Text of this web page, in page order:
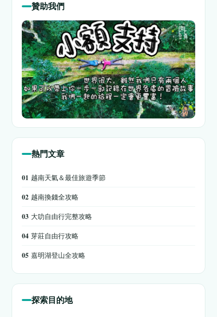
贊助我們
熱門文章
01 越南天氣＆最佳旅遊季節
02 越南換錢全攻略
03 大叻自由行完整攻略
04 芽莊自由行攻略
05 嘉明湖登山全攻略
探索目的地